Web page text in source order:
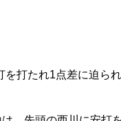
打たれ1点差に迫ら